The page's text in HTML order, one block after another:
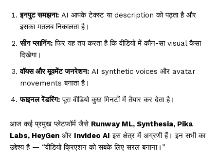
इनपुट समझना: AI आपके टेक्स्ट या description को पढ़ता है और
इसका मतलब निकालता है।
सीन प्लानिंग: फिर यह तय करता है कि वीडियो में कौन-सा visual कैसा
दिखेगा।
वॉयस और मूवमेंट जनरेशन: AI synthetic voices और avatar
movements बनाता है।
फाइनल रेंडरिंग: पूरा वीडियो कुछ मिनटों में तैयार कर देता है।
आज कई प्रमुख प्लेटफॉर्म जैसे Runway ML, Synthesia, Pika
Labs, HeyGen और Invideo AI इस क्षेत्र में अग्रणी हैं। इन सभी का
उद्देश्य है — “वीडियो क्रिएशन को सबके लिए सरल बनाना।”